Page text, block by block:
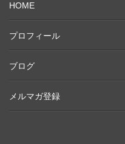
HOME
プロフィール
ブログ
メルマガ登録